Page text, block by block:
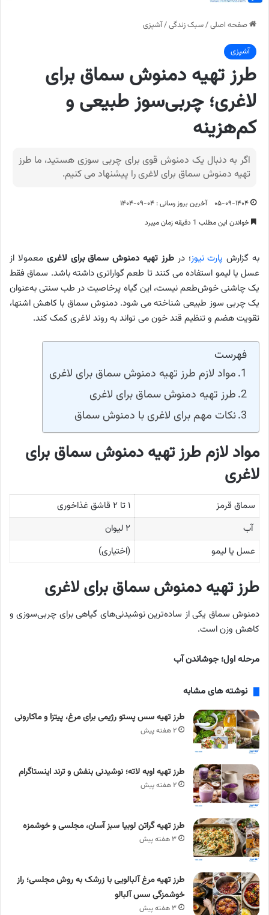
صفحه اصلی/سبک زندگی/آشپزی
آشپزی
طرز تهیه دمنوش سماق برای
لاغری؛ چربی‌سوز طبیعی و
کم‌هزینه
اگر به دنبال یک دمنوش قوی برای چربی سوزی هستید، ما طرز
تهیه دمنوش سماق برای لاغری را پیشنهاد می کنیم.
۰۵-۰۹-۱۴۰۴
آخرین بروز رسانی : ۰۴-۰۹-۱۴۰۴
خواندن این مطلب 1 دقیقه زمان میبرد
به گزارش پارت نیوز؛ درطرز تهیه دمنوش سماق برای لاغری معمولا از
عسل یا لیمو استفاده می کنند تا طعم گواراتری داشته باشد. سماق فقط
یک چاشنی خوش‌طعم نیست، این گیاه پرخاصیت در طب سنتی به‌عنوان
یک چربی سوز طبیعی شناخته می شود. دمنوش سماق با کاهش اشتها،
تقویت هضم و تنظیم قند خون می تواند به روند لاغری کمک کند.
فهرست
مواد لازم طرز تهیه دمنوش سماق برای لاغری
طرز تهیه دمنوش سماق برای لاغری
نکات مهم برای لاغری با دمنوش سماق
مواد لازم طرز تهیه دمنوش سماق برای
لاغری
سماق قرمز
۱ تا ۲ قاشق غذاخوری
آب
۲ لیوان
عسل یا لیمو
(اختیاری)
طرز تهیه دمنوش سماق برای لاغری
دمنوش سماق یکی از ساده‌ترین نوشیدنی‌های گیاهی برای چربی‌سوزی و
کاهش وزن است.
مرحله اول؛ جوشاندن آب
نوشته های مشابه
طرز تهیه سس پستو رژیمی برای مرغ، پیتزا و ماکارونی
۲ هفته پیش
طرز تهیه اوبه لاته؛ نوشیدنی بنفش و ترند اینستاگرام
۲ هفته پیش
طرز تهیه گراتن لوبیا سبز آسان، مجلسی و خوشمزه
۳ هفته پیش
طرز تهیه مرغ آلبالویی با زرشک به روش مجلسی؛ راز
خوشمزگی سس آلبالو
۳ هفته پیش